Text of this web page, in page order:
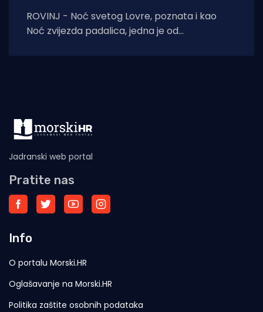
ROVINJ - Noć svetog Lovre, poznata i kao
Noć zvijezda padalica, jedna je od
Jadranski web portal
Pratite nas
Info
O portalu Morski.HR
Oglašavanje na Morski.HR
Politika zaštite osobnih podataka